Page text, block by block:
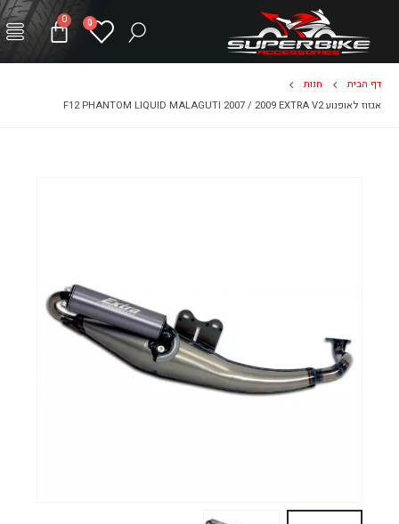
0
0
דף הבית
חנות
אגזוז לאופנוע F12 PHANTOM LIQUID MALAGUTI 2007 / 2009 EXTRA V2